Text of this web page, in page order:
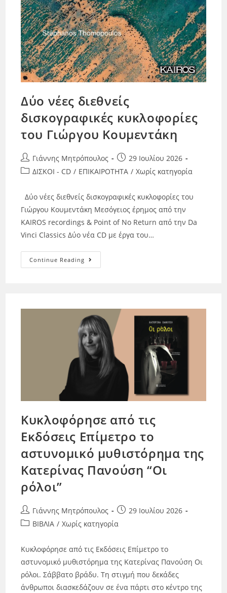
Δύο νέες διεθνείς
δισκογραφικές κυκλοφορίες
του Γιώργου Κουμεντάκη
Γιάννης Μητρόπουλος
29 Ιουλίου 2026
ΔΙΣΚΟΙ - CD / ΕΠΙΚΑΙΡΟΤΗΤΑ / Χωρίς κατηγορία
Δύο νέες διεθνείς δισκογραφικές κυκλοφορίες του
Γιώργου Κουμεντάκη Μεσόγειος έρημος από την
KAIROS recordings & Point of No Return από την Da
Vinci Classics Δύο νέα CD με έργα του…
Continue Reading
Κυκλοφόρησε από τις
Εκδόσεις Επίμετρο το
αστυνομικό μυθιστόρημα της
Κατερίνας Πανούση “Οι
ρόλοι”
Γιάννης Μητρόπουλος
29 Ιουλίου 2026
ΒΙΒΛΙΑ / Χωρίς κατηγορία
Κυκλοφόρησε από τις Εκδόσεις Επίμετρο το
αστυνομικό μυθιστόρημα της Κατερίνας Πανούση Οι
ρόλοι. Σάββατο βράδυ. Τη στιγμή που δεκάδες
άνθρωποι διασκεδάζουν σε ένα πάρτι στο κέντρο της